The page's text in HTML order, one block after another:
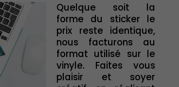
Quelque soit la
forme du sticker le
prix reste identique,
nous facturons au
format utilisé sur le
vinyle. Faites vous
plaisir et soyer